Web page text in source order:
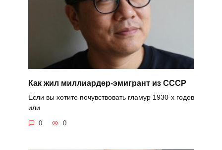
Как жил миллиардер-эмигрант из СССР
Если вы хотите почувствовать гламур 1930-х годов
или
0 0